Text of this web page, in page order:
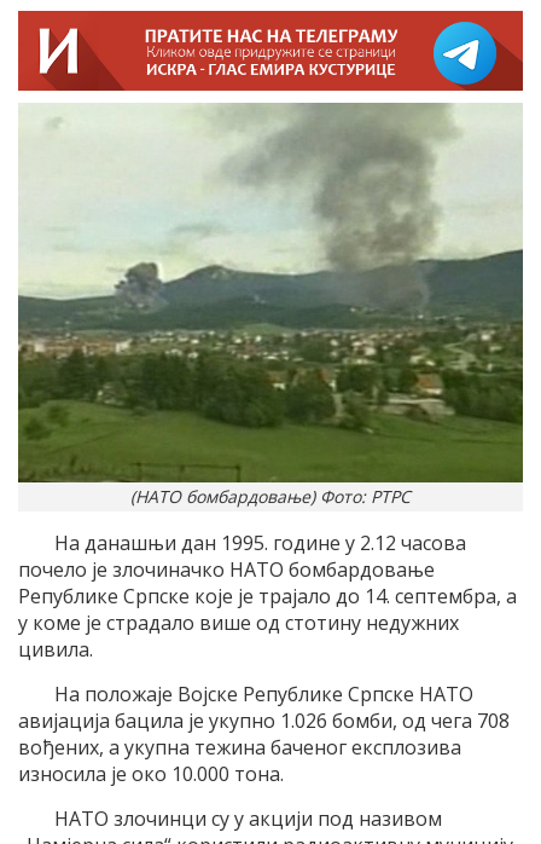
(НАТО бомбардовање) Фото: РТРС
На данашњи дан 1995. године у 2.12 часова
почело је злочиначко НАТО бомбардовање
Републике Српске које је трајало до 14. септембра, а
у коме је страдало више од стотину недужних
цивила.
На положаје Војске Републике Српске НАТО
авијација бацила је укупно 1.026 бомби, од чега 708
вођених, а укупна тежина баченог експлозива
износила је око 10.000 тона.
НАТО злочинци су у акцији под називом